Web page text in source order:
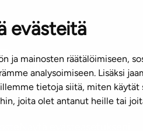
evästeitä
ja mainosten räätälöimiseen,
analysoimiseen. Lisäksi
tietoja siitä, miten
joita olet antanut heille tai
Mediapankki